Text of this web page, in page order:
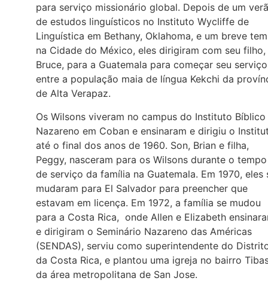
para serviço missionário global. Depois de um
de estudos linguísticos no Instituto Wycliffe de
Linguística em Bethany, Oklahoma, e um breve
na Cidade do México, eles dirigiram com seu filho,
Bruce, para a Guatemala para começar seu serviço
entre a população maia de língua Kekchi da
de Alta Verapaz.
Os Wilsons viveram no campus do Instituto Bíblico
Nazareno em Coban e ensinaram e dirigiu o
até o final dos anos de 1960. Son, Brian e filha,
Peggy, nasceram para os Wilsons durante o tempo
de serviço da família na Guatemala. Em 1970, eles
mudaram para El Salvador para preencher que
estavam em licença. Em 1972, a família se mudou
para a Costa Rica, onde Allen e Elizabeth
e dirigiram o Seminário Nazareno das Américas
(SENDAS), serviu como superintendente do
da Costa Rica, e plantou uma igreja no bairro
da área metropolitana de San Jose.